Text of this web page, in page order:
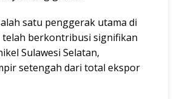
satu penggerak utama di
berkontribusi signifikan
Sulawesi Selatan,
setengah dari total ekspor